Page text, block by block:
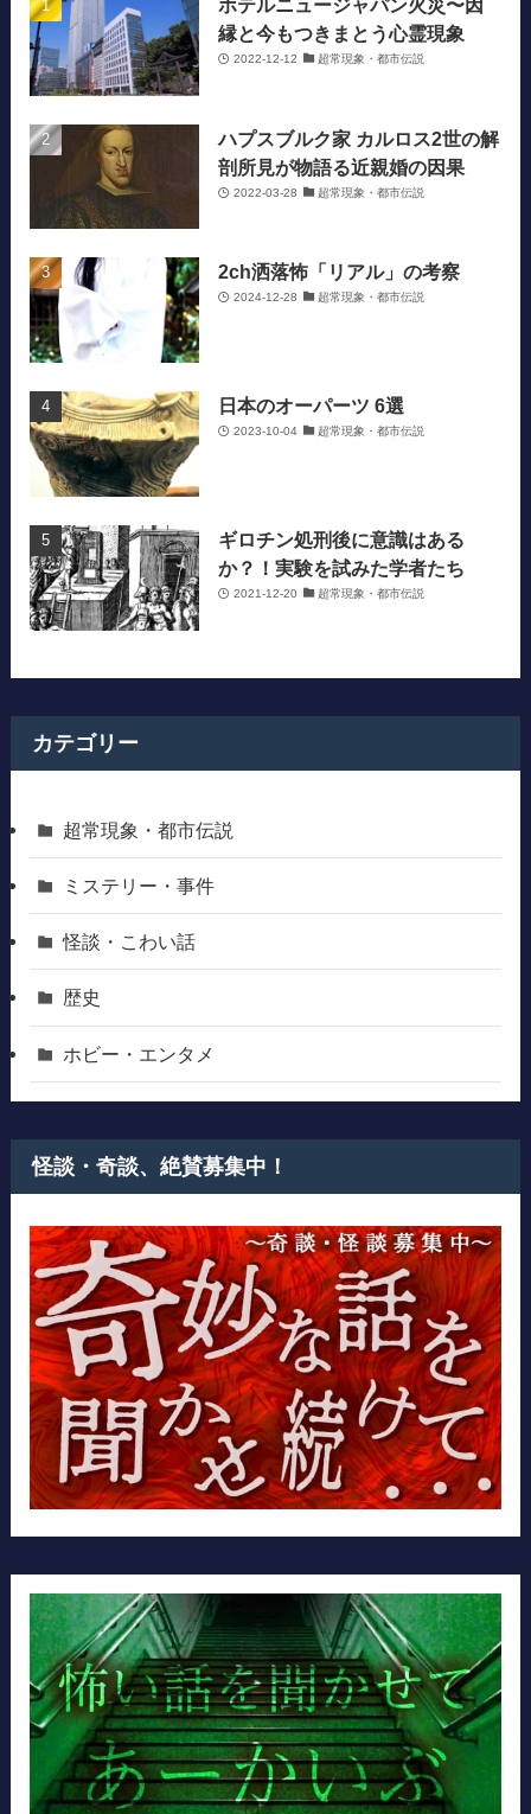
ホテルニュージャパン火災〜因
縁と今もつきまとう心霊現象
2022-12-12 超常現象・都市伝説
ハプスブルク家 カルロス2世の解
剖所見が物語る近親婚の因果
2022-03-28 超常現象・都市伝説
2ch洒落怖「リアル」の考察
2024-12-28 超常現象・都市伝説
日本のオーパーツ 6選
2023-10-04 超常現象・都市伝説
ギロチン処刑後に意識はある
か？！実験を試みた学者たち
2021-12-20 超常現象・都市伝説
カテゴリー
超常現象・都市伝説
ミステリー・事件
怪談・こわい話
歴史
ホビー・エンタメ
怪談・奇談、絶賛募集中！